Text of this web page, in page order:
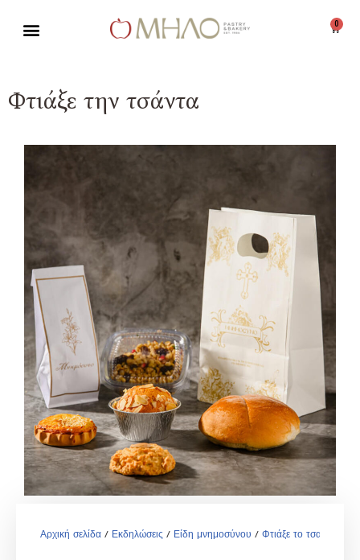
0
Φτιάξε την τσάντα
Αρχική σελίδα / Εκδηλώσεις / Είδη μνημοσύνου / Φτιάξε το τσαντάκι